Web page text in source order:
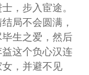
，步入宦途。
局不会圆满，
生之爱，然后
这个负心汉连
，并避不见